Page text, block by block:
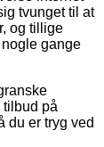
tvunget til at
og tillige
gange
tilbud på
du er tryg ved